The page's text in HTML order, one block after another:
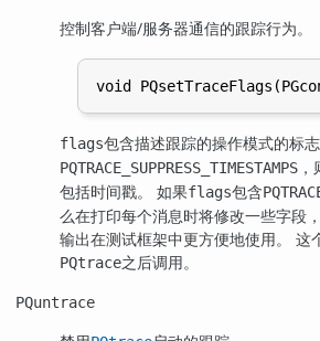
控制客户端/服务器通信的跟踪行为。
flags包含描述跟踪的操作模式的标
PQTRACE_SUPPRESS_TIMESTAMPS
包括时间戳。 如果flags包含
么在打印每个消息时将修改一些字段
输出在测试框架中更方便地使用。 这
PQtrace之后调用。
PQuntrace